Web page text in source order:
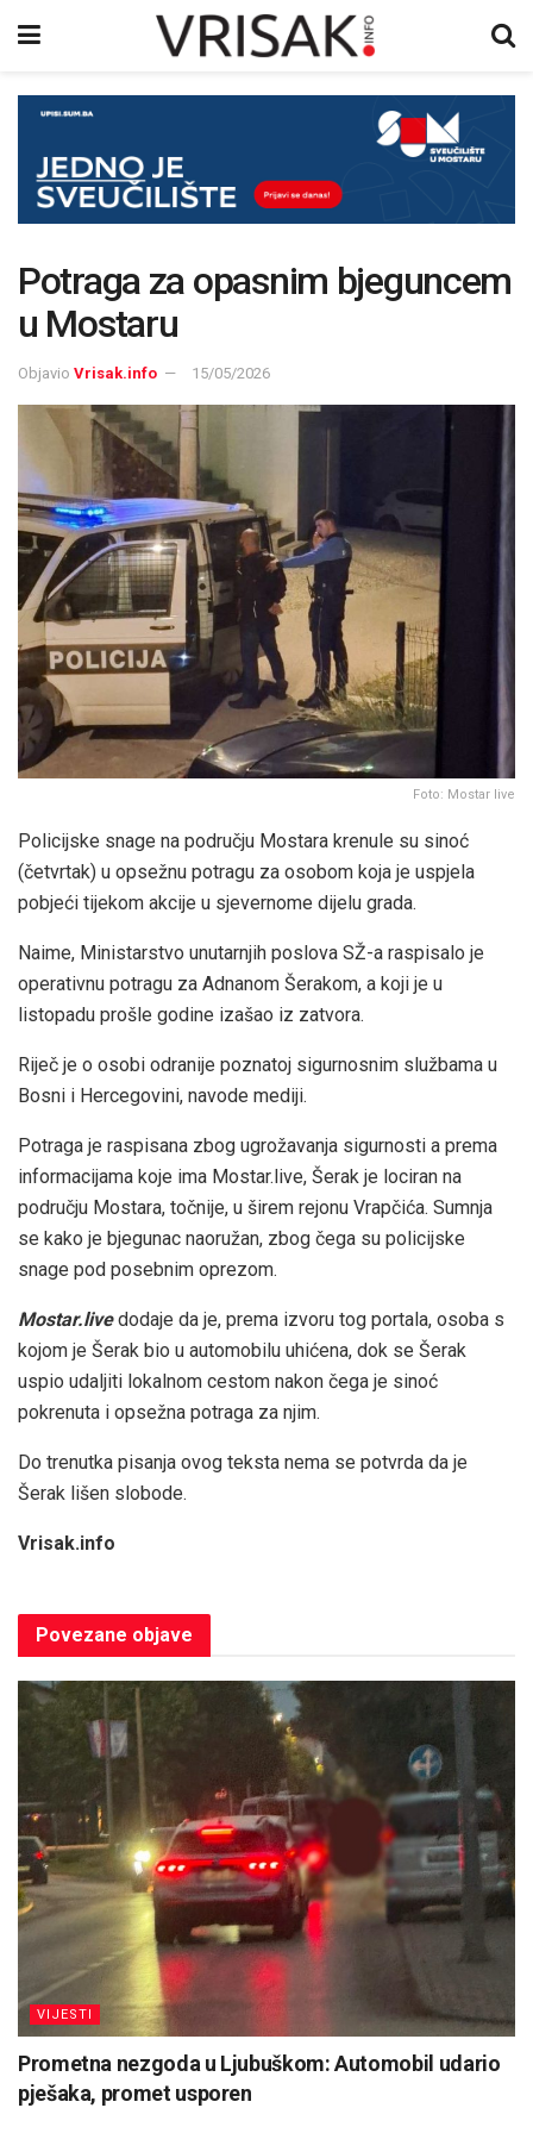
Potraga za opasnim bjeguncem
u Mostaru
Objavio Vrisak.info 15/05/2026
Foto: Mostar live
Policijske snage na području Mostara krenule su sinoć
(četvrtak) u opsežnu potragu za osobom koja je uspjela
pobjeći tijekom akcije u sjevernome dijelu grada.
Naime, Ministarstvo unutarnjih poslova SŽ-a raspisalo je
operativnu potragu za Adnanom Šerakom, a koji je u
listopadu prošle godine izašao iz zatvora.
Riječ je o osobi odranije poznatoj sigurnosnim službama u
Bosni i Hercegovini, navode mediji.
Potraga je raspisana zbog ugrožavanja sigurnosti a prema
informacijama koje ima Mostar.live, Šerak je lociran na
području Mostara, točnije, u širem rejonu Vrapčića. Sumnja
se kako je bjegunac naoružan, zbog čega su policijske
snage pod posebnim oprezom.
Mostar.livedodaje da je, prema izvoru tog portala, osoba s
kojom je Šerak bio u automobilu uhićena, dok se Šerak
uspio udaljiti lokalnom cestom nakon čega je sinoć
pokrenuta i opsežna potraga za njim.
Do trenutka pisanja ovog teksta nema se potvrda da je
Šerak lišen slobode.
Vrisak.info
Povezane objave
VIJESTI
Prometna nezgoda u Ljubuškom: Automobil udario
pješaka, promet usporen